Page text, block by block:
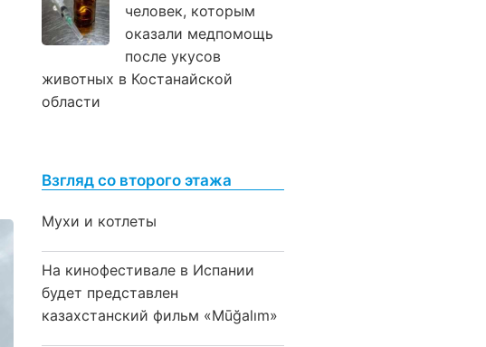
человек, которым
оказали медпомощь
после укусов
животных в Костанайской
области
Взгляд со второго этажа
Мухи и котлеты
На кинофестивале в Испании
будет представлен
казахстанский фильм «Mūğalım»